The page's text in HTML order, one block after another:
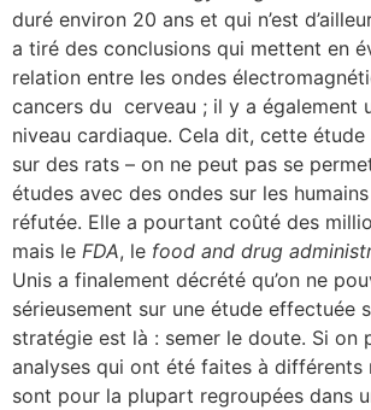
duré environ 20 ans et qui n’est
a tiré des conclusions qui mettent en
relation entre les ondes
cancers du cerveau ; il y a également
niveau cardiaque. Cela dit, cette
sur des rats – on ne peut pas se
études avec des ondes sur les
réfutée. Elle a pourtant coûté des
mais le FDA, le food and drug
Unis a finalement décrété qu’on ne
sérieusement sur une étude effectuée
stratégie est là : semer le doute. Si on
analyses qui ont été faites à différents
sont pour la plupart regroupées dans